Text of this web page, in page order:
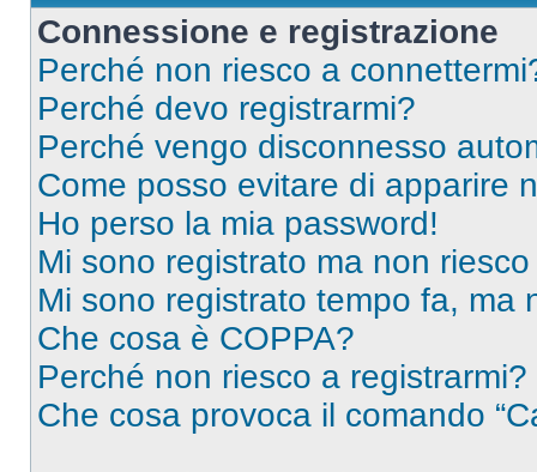
Connessione e registrazione
Perché non riesco a
Perché devo registrarmi?
Perché vengo disconnesso
Come posso evitare di apparire
Ho perso la mia password!
Mi sono registrato ma non
Mi sono registrato tempo fa, ma
Che cosa è COPPA?
Perché non riesco a registrarmi?
Che cosa provoca il comando